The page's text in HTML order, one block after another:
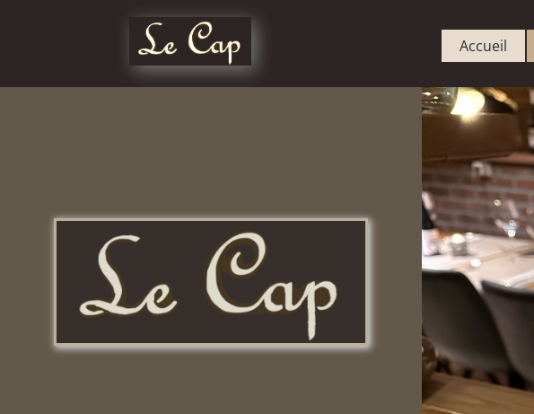
Accueil